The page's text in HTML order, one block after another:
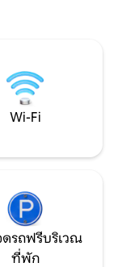
Wi-Fi
รถฟรีบริเวณ
ที่พัก